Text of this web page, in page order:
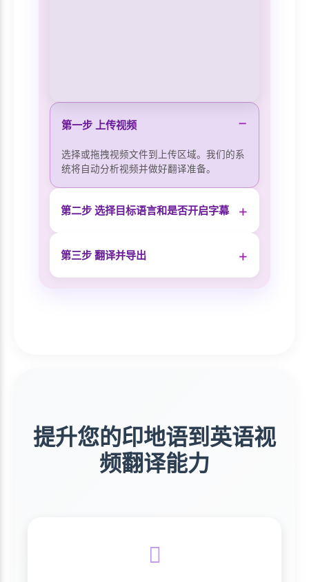
第一步 上传视频 −
选择或拖拽视频文件到上传区域。我们的系
统将自动分析视频并做好翻译准备。
第二步 选择目标语言和是否开启字幕 +
第三步 翻译并导出 +
提升您的印地语到英语视
频翻译能力